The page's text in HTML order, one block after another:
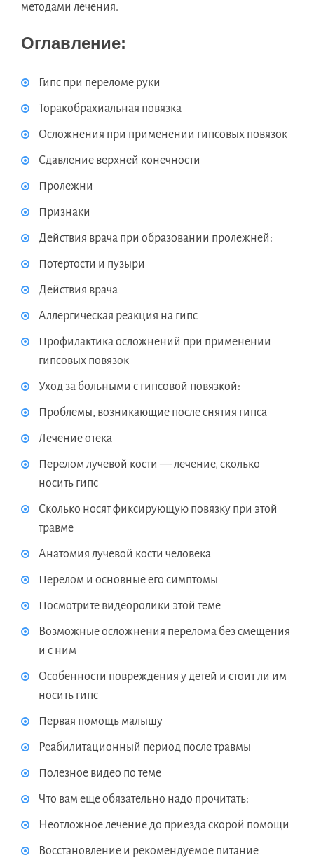
методами лечения.
Оглавление:
Гипс при переломе руки
Торакобрахиальная повязка
Осложнения при применении гипсовых повязок
Сдавление верхней конечности
Пролежни
Признаки
Действия врача при образовании пролежней:
Потертости и пузыри
Действия врача
Аллергическая реакция на гипс
Профилактика осложнений при применении
гипсовых повязок
Уход за больными с гипсовой повязкой:
Проблемы, возникающие после снятия гипса
Лечение отека
Перелом лучевой кости — лечение, сколько
носить гипс
Сколько носят фиксирующую повязку при этой
травме
Анатомия лучевой кости человека
Перелом и основные его симптомы
Посмотрите видеоролики этой теме
Возможные осложнения перелома без смещения
и с ним
Особенности повреждения у детей и стоит ли им
носить гипс
Первая помощь малышу
Реабилитационный период после травмы
Полезное видео по теме
Что вам еще обязательно надо прочитать:
Неотложное лечение до приезда скорой помощи
Восстановление и рекомендуемое питание